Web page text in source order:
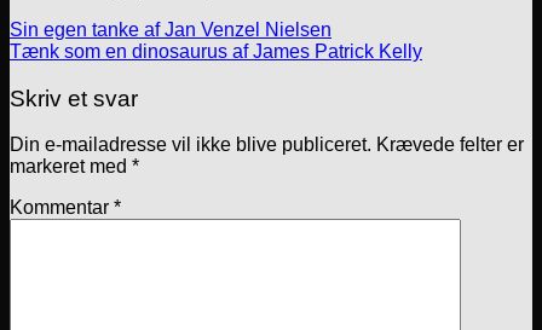
Sin egen tanke af Jan Venzel Nielsen
Tænk som en dinosaurus af James Patrick Kelly
Skriv et svar
Din e-mailadresse vil ikke blive publiceret. Krævede felter er
markeret med *
Kommentar *